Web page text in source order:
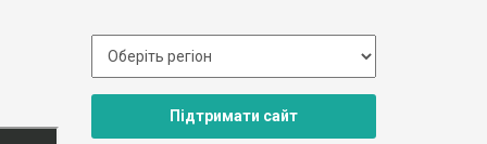
Підтримати сайт